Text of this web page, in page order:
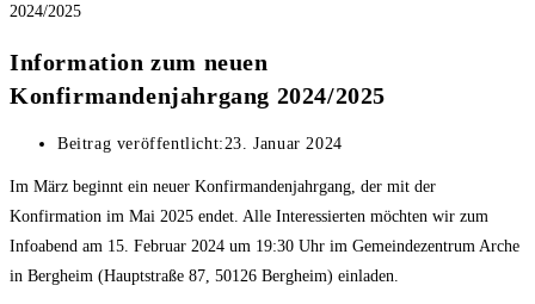
Information zum neuen
Konfirmandenjahrgang 2024/2025
Beitrag veröffentlicht:23. Januar 2024
Im März beginnt ein neuer Konfirmandenjahrgang, der mit der
Konfirmation im Mai 2025 endet. Alle Interessierten möchten wir zum
Infoabend am 15. Februar 2024 um 19:30 Uhr im Gemeindezentrum Arche
in Bergheim (Hauptstraße 87, 50126 Bergheim) einladen.